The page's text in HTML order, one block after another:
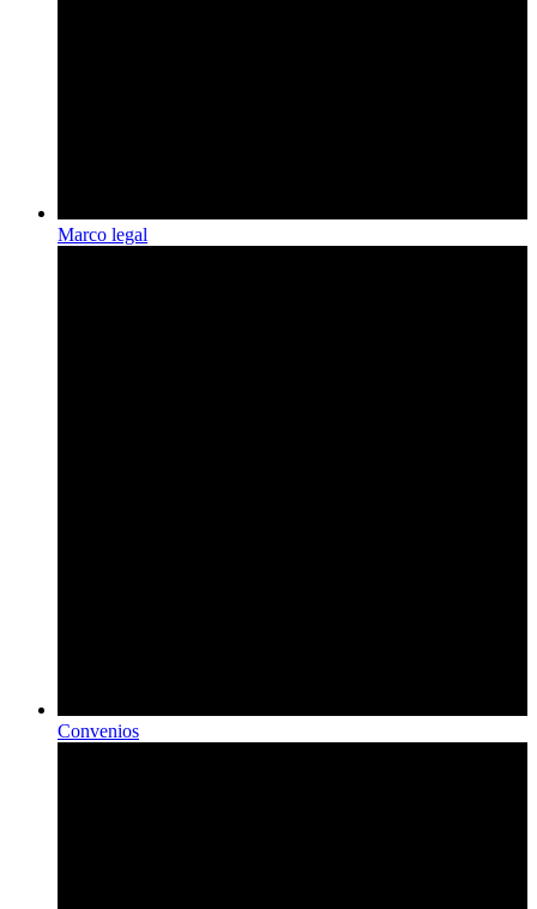
Marco legal
Convenios